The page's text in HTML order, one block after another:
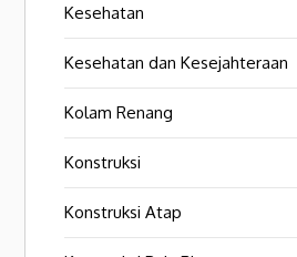
Kesehatan
Kesehatan dan Kesejahteraan
Kolam Renang
Konstruksi
Konstruksi Atap